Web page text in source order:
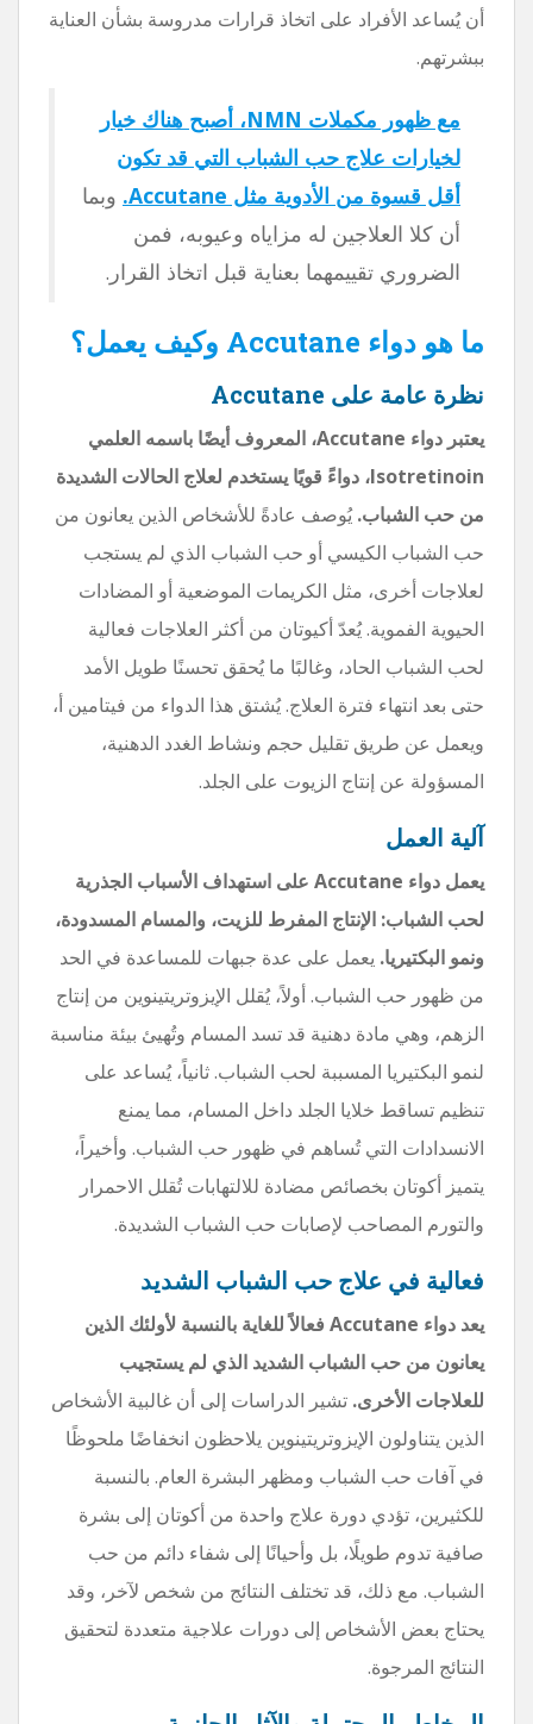
أن يُساعد الأفراد على اتخاذ قرارات مدروسة بشأن العناية
ببشرتهم.
مع ظهور مكملات NMN، أصبح هناك خيار
لخيارات علاج حب الشباب التي قد تكون
أقل قسوة من الأدوية مثل Accutane.
وبما
أن كلا العلاجين له مزاياه وعيوبه، فمن
الضروري تقييمهما بعناية قبل اتخاذ القرار.
ما هو دواء Accutane وكيف يعمل؟
نظرة عامة على Accutane
يعتبر دواء Accutane، المعروف أيضًا باسمه العلمي
Isotretinoin، دواءً قويًا يستخدم لعلاج الحالات الشديدة
من حب الشباب.يُوصف عادةً للأشخاص الذين يعانون من
حب الشباب الكيسي أو حب الشباب الذي لم يستجب
لعلاجات أخرى، مثل الكريمات الموضعية أو المضادات
الحيوية الفموية. يُعدّ أكيوتان من أكثر العلاجات فعالية
لحب الشباب الحاد، وغالبًا ما يُحقق تحسنًا طويل الأمد
حتى بعد انتهاء فترة العلاج. يُشتق هذا الدواء من فيتامين أ،
ويعمل عن طريق تقليل حجم ونشاط الغدد الدهنية،
المسؤولة عن إنتاج الزيوت على الجلد.
آلية العمل
يعمل دواء Accutane على استهداف الأسباب الجذرية
لحب الشباب: الإنتاج المفرط للزيت، والمسام المسدودة،
ونمو البكتيريا. يعمل على عدة جبهات للمساعدة في الحد
من ظهور حب الشباب. أولاً، يُقلل الإيزوتريتينوين من إنتاج
الزهم، وهي مادة دهنية قد تسد المسام وتُهيئ بيئة مناسبة
لنمو البكتيريا المسببة لحب الشباب. ثانياً، يُساعد على
تنظيم تساقط خلايا الجلد داخل المسام، مما يمنع
الانسدادات التي تُساهم في ظهور حب الشباب. وأخيراً،
يتميز أكوتان بخصائص مضادة للالتهابات تُقلل الاحمرار
والتورم المصاحب لإصابات حب الشباب الشديدة.
فعالية في علاج حب الشباب الشديد
يعد دواء Accutane فعالاً للغاية بالنسبة لأولئك الذين
يعانون من حب الشباب الشديد الذي لم يستجيب
للعلاجات الأخرى. تشير الدراسات إلى أن غالبية الأشخاص
الذين يتناولون الإيزوتريتينوين يلاحظون انخفاضًا ملحوظًا
في آفات حب الشباب ومظهر البشرة العام. بالنسبة
للكثيرين، تؤدي دورة علاج واحدة من أكوتان إلى بشرة
صافية تدوم طويلًا، بل وأحيانًا إلى شفاء دائم من حب
الشباب. مع ذلك، قد تختلف النتائج من شخص لآخر، وقد
يحتاج بعض الأشخاص إلى دورات علاجية متعددة لتحقيق
النتائج المرجوة.